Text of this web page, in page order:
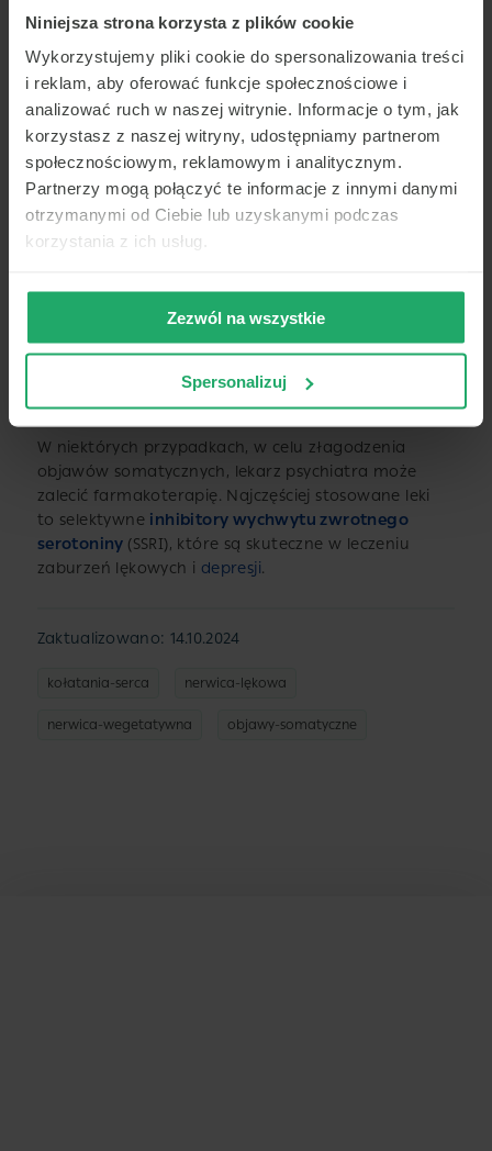
Niniejsza strona korzysta z plików cookie
Wykorzystujemy pliki cookie do spersonalizowania treści
i reklam, aby oferować funkcje społecznościowe i
analizować ruch w naszej witrynie. Informacje o tym, jak
korzystasz z naszej witryny, udostępniamy partnerom
społecznościowym, reklamowym i analitycznym.
Partnerzy mogą połączyć te informacje z innymi danymi
otrzymanymi od Ciebie lub uzyskanymi podczas
korzystania z ich usług.
Zezwól na wszystkie
Spersonalizuj
Ważne jest podkreślić, żeobjawy nerwicy
innych chorób, dlatego w przypadku ich wystąpienia
należy skonsultować się z lekarzem.
Leczenie nerwicy wegetatywnej
Leczenie nerwicy wegetatywnejopiera się przede
wszystkim na terapii psychologicznej,
lęku i niepokoju oraz naukę skutecznych strategii
radzenia sobie ze stresem. Najczęściej stosowaną
(CBT), która pozwala na modyfikację negatywnych
myśli i schematów myślowych oraz zmianę
niepożądanych zachowań.
W niektórych przypadkach, w celu złagodzenia
objawów somatycznych, lekarz psychiatra może
zalecić farmakoterapię. Najczęściej stosowane leki
to selektywne inhibitory wychwytu zwrotnego
serotoniny (SSRI), które są skuteczne w leczeniu
zaburzeń lękowych i depresji.
Zaktualizowano: 14.10.2024
kołatania-serca nerwica-lękowa
nerwica-wegetatywna objawy-somatyczne